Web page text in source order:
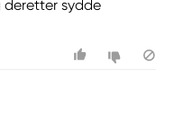
sydde